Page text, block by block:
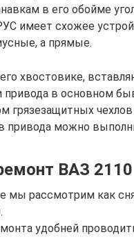
в его обойме
имеет схожее
а прямые.
хвостовике,
привода в основном
грязезащитных
привода можно
ВАЗ 2110
мы рассмотрим как
удобней